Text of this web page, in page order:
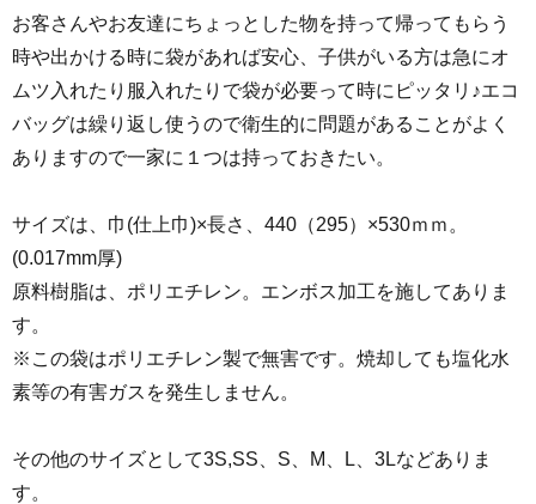
お客さんやお友達にちょっとした物を持って帰ってもらう
時や出かける時に袋があれば安心、子供がいる方は急にオ
ムツ入れたり服入れたりで袋が必要って時にピッタリ♪エコ
バッグは繰り返し使うので衛生的に問題があることがよく
ありますので一家に１つは持っておきたい。
サイズは、巾(仕上巾)×長さ、440（295）×530ｍｍ。
(0.017mm厚)
原料樹脂は、ポリエチレン。エンボス加工を施してありま
す。
※この袋はポリエチレン製で無害です。焼却しても塩化水
素等の有害ガスを発生しません。
その他のサイズとして3S,SS、S、M、L、3Lなどありま
す。